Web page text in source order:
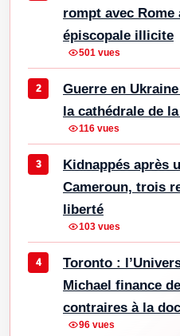
rompt avec
épiscopale illicite
501 vues
Guerre en
la cathédrale de
116 vues
Kidnappés après
Cameroun, trois
liberté
103 vues
Toronto :
Michael finance
contraires à la
96 vues